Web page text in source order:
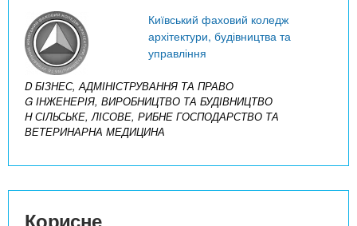
Київський фаховий коледж
архітектури, будівництва та
управління
D БІЗНЕС, АДМІНІСТРУВАННЯ ТА ПРАВО
G ІНЖЕНЕРІЯ, ВИРОБНИЦТВО ТА БУДІВНИЦТВО
H СІЛЬСЬКЕ, ЛІСОВЕ, РИБНЕ ГОСПОДАРСТВО ТА
ВЕТЕРИНАРНА МЕДИЦИНА
Корисне